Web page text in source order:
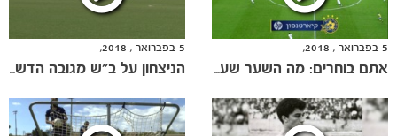
5 בפברואר , 2018,
הניצחון על ב"ש מגובה הדשא
5 בפברואר , 2018,
אתם בוחרים: מה השער שעשה לכם את חודש ינואר